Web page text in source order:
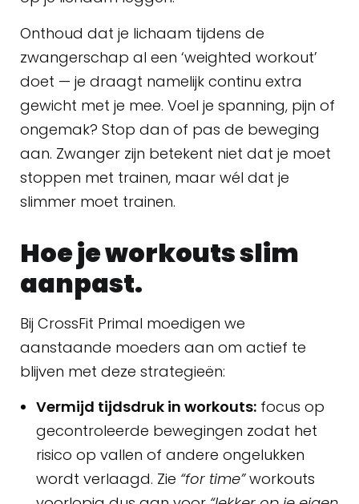
Onthoud dat je lichaam tijdens de
zwangerschap al een ‘weighted workout’
doet — je draagt namelijk continu extra
gewicht met je mee. Voel je spanning, pijn of
ongemak? Stop dan of pas de beweging
aan. Zwanger zijn betekent niet dat je moet
stoppen met trainen, maar wél dat je
slimmer moet trainen.
Hoe je workouts slim
aanpast.
Bij CrossFit Primal moedigen we
aanstaande moeders aan om actief te
blijven met deze strategieën:
Vermijd tijdsdruk in workouts: focus op
gecontroleerde bewegingen zodat het
risico op vallen of andere ongelukken
wordt verlaagd. Zie “for time”workouts